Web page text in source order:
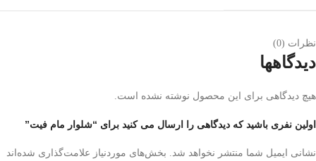
نظرات (0)
دیدگاهها
هیچ دیدگاهی برای این محصول نوشته نشده است.
اولین نفری باشید که دیدگاهی را ارسال می کنید برای “شلوار مام فیت”
نشانی ایمیل شما منتشر نخواهد شد. بخش‌های موردنیاز علامت‌گذاری شده‌اند